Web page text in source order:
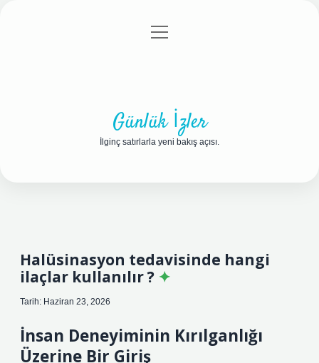
Gizlilik Politikası
menüyü
Günlük İzler
İlginç satırlarla yeni bakış açısı.
Halüsinasyon tedavisinde hangi
ilaçlar kullanılır ?
Tarih: Haziran 23, 2026
İnsan Deneyiminin Kırılganlığı
Üzerine Bir Giriş